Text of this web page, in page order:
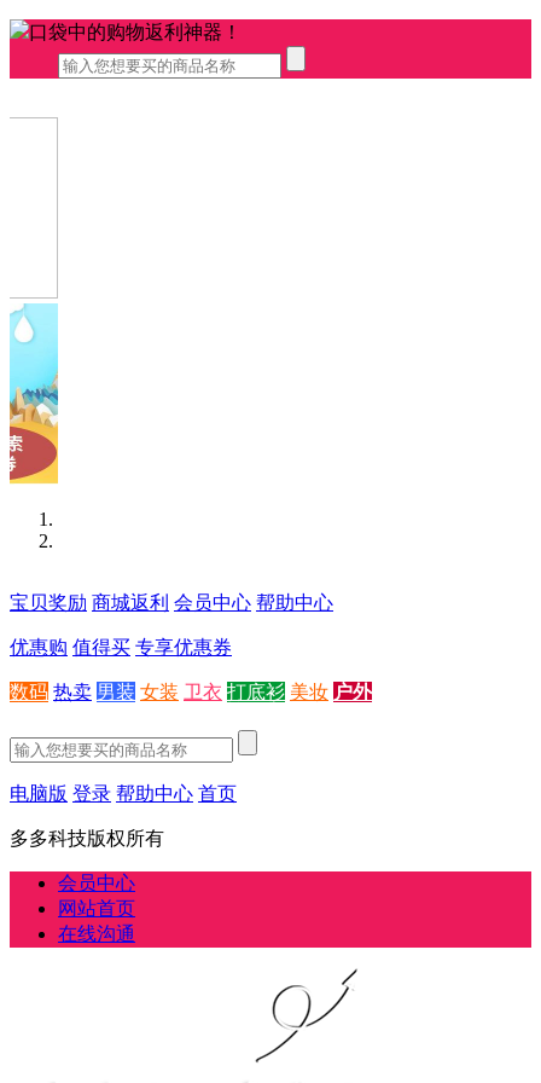
口袋中的购物返利神器！
宝贝奖励 商城返利 会员中心 帮助中心
优惠购 值得买 专享优惠券
数码 热卖 男装 女装 卫衣 打底衫 美妆 户外
电脑版 登录 帮助中心 首页
多多科技版权所有
会员中心
网站首页
在线沟通